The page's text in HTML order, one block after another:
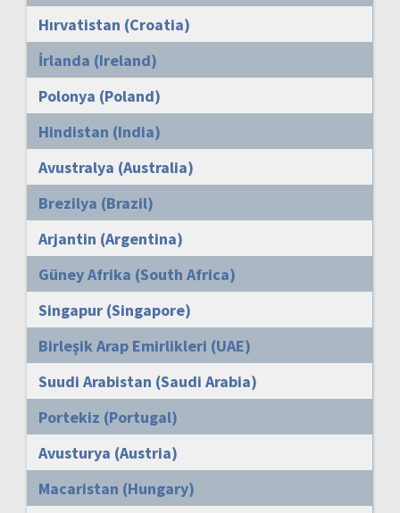
Hırvatistan (Croatia)
İrlanda (Ireland)
Polonya (Poland)
Hindistan (India)
Avustralya (Australia)
Brezilya (Brazil)
Arjantin (Argentina)
Güney Afrika (South Africa)
Singapur (Singapore)
Birleşik Arap Emirlikleri (UAE)
Suudi Arabistan (Saudi Arabia)
Portekiz (Portugal)
Avusturya (Austria)
Macaristan (Hungary)